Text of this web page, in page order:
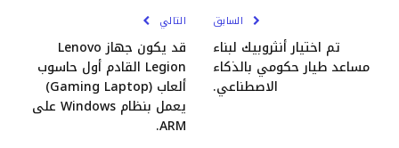
السابق
تم اختيار أنثروبيك لبناء
مساعد طيار حكومي بالذكاء
الاصطناعي.
التالي
قد يكون جهاز Lenovo
Legion القادم أول حاسوب
ألعاب (Gaming Laptop)
يعمل بنظام Windows على
ARM.